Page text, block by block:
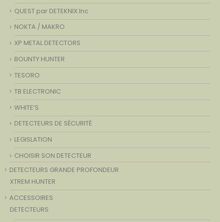
QUEST par DETEKNIX.Inc
NOKTA / MAKRO
XP METAL DETECTORS
BOUNTY HUNTER
TESORO
TB ELECTRONIC
WHITE’S
DETECTEURS DE SÉCURITÉ
LEGISLATION
CHOISIR SON DETECTEUR
DETECTEURS GRANDE PROFONDEUR
XTREM HUNTER
ACCESSOIRES
DETECTEURS